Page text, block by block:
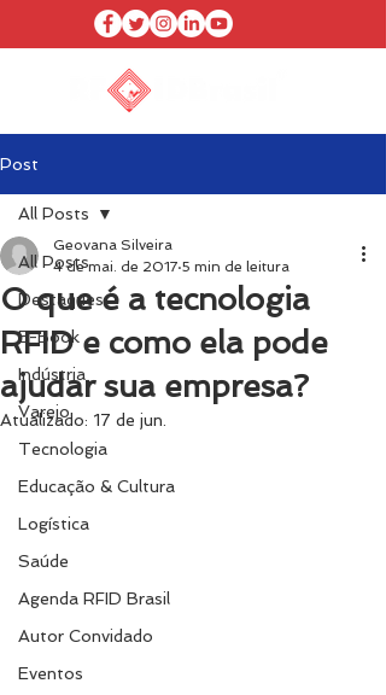
Post
All Posts
Destaques
E-Book
Indústria
Varejo
Tecnologia
Educação & Cultura
Logística
Saúde
Agenda RFID Brasil
Autor Convidado
Eventos
All Posts
O que é a tecnologia
RFID e como ela pode
ajudar sua empresa?
Geovana Silveira
4 de mai. de 2017 5 min de leitura
Atualizado: 17 de jun.